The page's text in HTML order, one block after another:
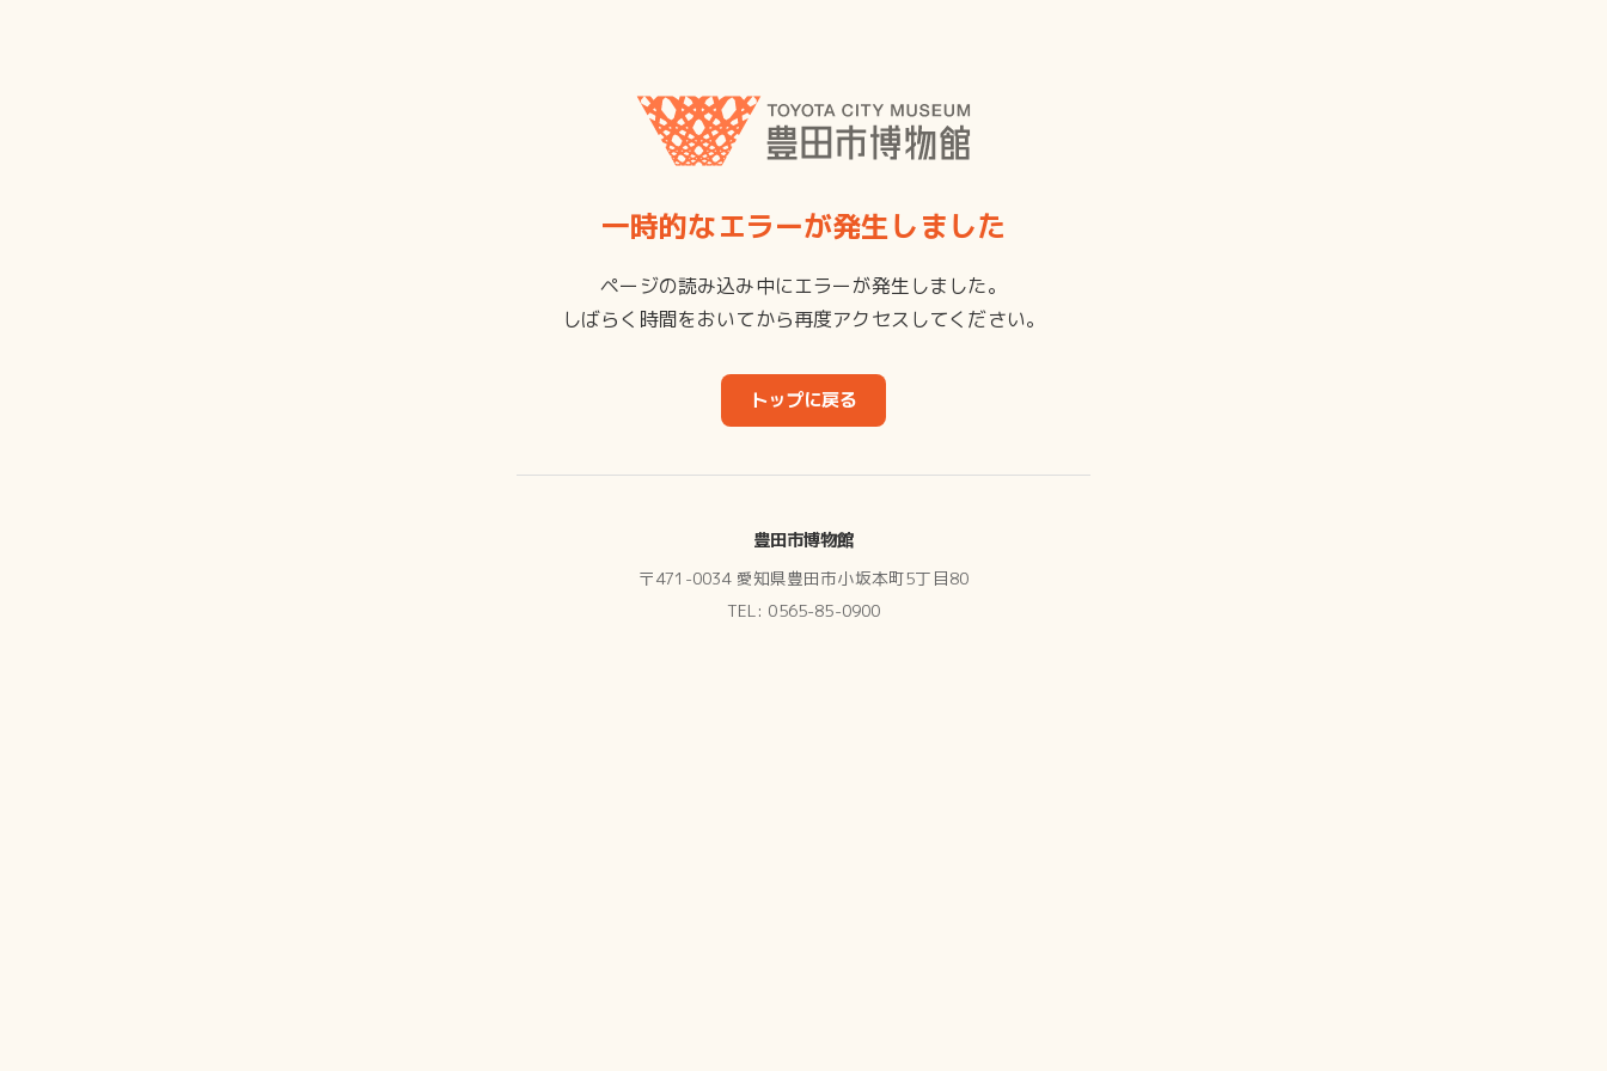
一時的なエラーが発生しました
ページの読み込み中にエラーが発生しました。
しばらく時間をおいてから再度アクセスしてください。
トップに戻る
豊田市博物館
〒471-0034 愛知県豊田市小坂本町5丁目80
TEL: 0565-85-0900